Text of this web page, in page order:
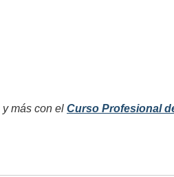
más con el Curso Profesional